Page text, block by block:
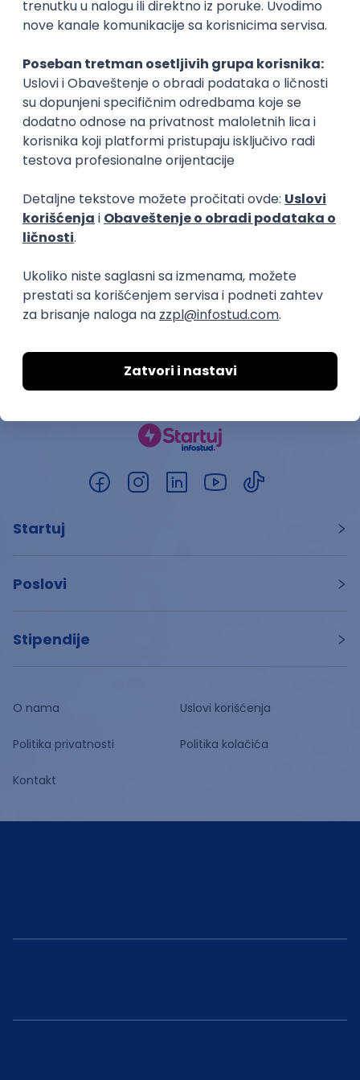
Zanimanja posle studija
Citotehnolog
biologija
Biotehničar
biologija
Startuj
Poslovi
Stipendije
O nama Uslovi korišćenja
Politika privatnosti Politika kolačića
Kontakt